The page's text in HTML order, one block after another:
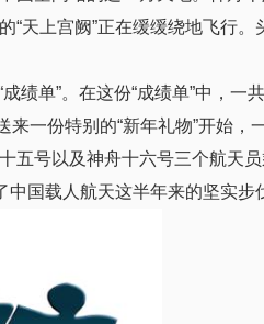
天上宫阙”正在缓缓绕地飞行。
绩单”。在这份“成绩单”中，一
一份特别的“新年礼物”开始，
五号以及神舟十六号三个航天
国载人航天这半年来的坚实步